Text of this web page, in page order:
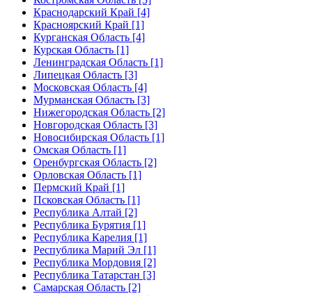
Краснодарский Край [4]
Красноярский Край [1]
Курганская Область [4]
Курская Область [1]
Ленинградская Область [1]
Липецкая Область [3]
Московская Область [4]
Мурманская Область [3]
Нижегородская Область [2]
Новгородская Область [3]
Новосибирская Область [1]
Омская Область [1]
Оренбургская Область [2]
Орловская Область [1]
Пермский Край [1]
Псковская Область [1]
Республика Алтай [2]
Республика Бурятия [1]
Республика Карелия [1]
Республика Марий Эл [1]
Республика Мордовия [2]
Республика Татарстан [3]
Самарская Область [2]